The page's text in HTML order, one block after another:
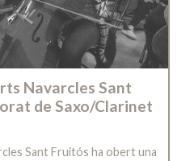
Navarcles Sant
de Saxo/Clarinet
Sant Fruitós ha obert una